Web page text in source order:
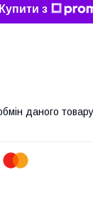
Купити з
даного товару